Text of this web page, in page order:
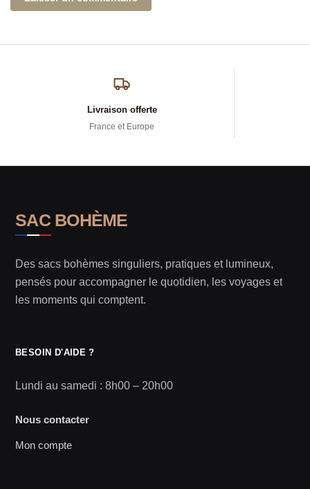
Livraison offerte
France et Europe
SAC BOHÈME
Des sacs bohèmes singuliers, pratiques et lumineux,
pensés pour accompagner le quotidien, les voyages et
les moments qui comptent.
BESOIN D'AIDE ?
Lundi au samedi : 8h00 – 20h00
Nous contacter
Mon compte